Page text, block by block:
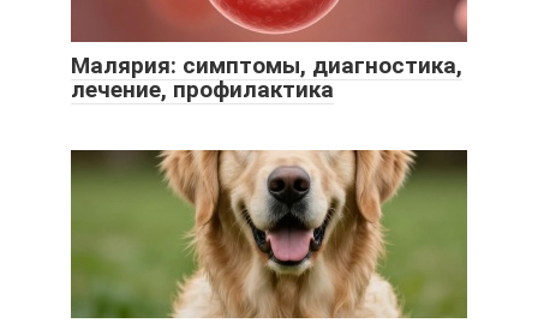
Малярия: симптомы, диагностика,
лечение, профилактика